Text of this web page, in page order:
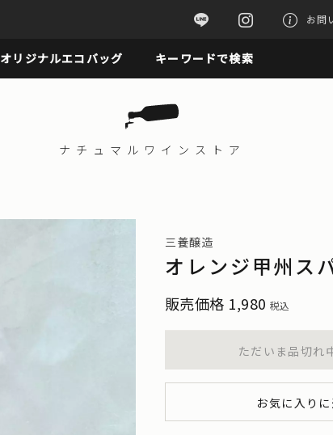
お問
オリジナルエコバッグ キーワードで検索
ナチュマル ワインストア
三養醸造
オレンジ甲州ス
販売価格 1,980 税込
ただいま品切れ
お気に入り